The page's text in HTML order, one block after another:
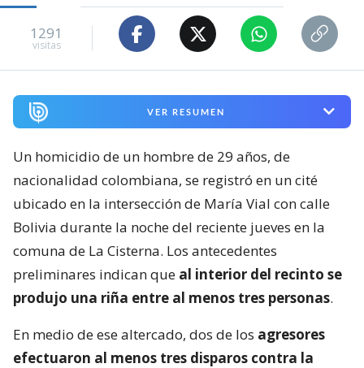
1291
visitas
VER RESUMEN
Un homicidio de un hombre de 29 años, de
nacionalidad colombiana, se registró en un cité
ubicado en la intersección de María Vial con calle
Bolivia durante la noche del reciente jueves en la
comuna de La Cisterna. Los antecedentes
preliminares indican que al interior del recinto se
produjo una riña entre al menos tres personas.
En medio de ese altercado, dos de los agresores
efectuaron al menos tres disparos contra la